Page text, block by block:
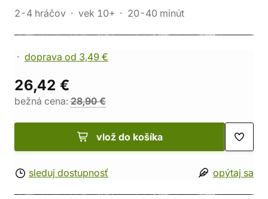
2-4 hráčov vek 10+ 20-40 minút
doprava od 3,49 €
26,42 €
bežná cena: 28,90 €
vlož do košíka
sleduj dostupnosť opýtaj sa